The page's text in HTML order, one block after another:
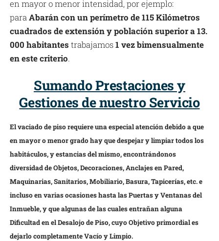
en mayor o menor intensidad, por ejemplo:
paraAbarán con un perímetro de 115 Kilómetros
cuadrados de extensión y población superior a 13.
000 habitantes trabajamos1 vez bimensualmente
en este criterio.
Sumando Prestaciones y
Gestiones de nuestro Servicio
El vaciado de piso requiere una especial atención debido a que
en mayor o menor grado hay que despejar y limpiar todos los
habitáculos, y estancias del mismo, encontrándonos
diversidad de Objetos, Decoraciones, Anclajes en Pared,
Maquinarias, Sanitarios, Mobiliario, Basura, Tapicerías, etc. e
incluso en varias ocasiones hasta las Puertas y Ventanas del
Inmueble, y que algunas de las cuales entrañan alguna
Dificultad en el Desalojo de Piso, cuyo Objetivo primordial es
dejarlo completamente Vacío y Limpio.